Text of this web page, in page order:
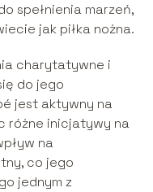
spełnienia marzeń,
jak piłka nożna.
charytatywne i
do jego
jest aktywny na
różne inicjatywy na
na
co jego
jednym z